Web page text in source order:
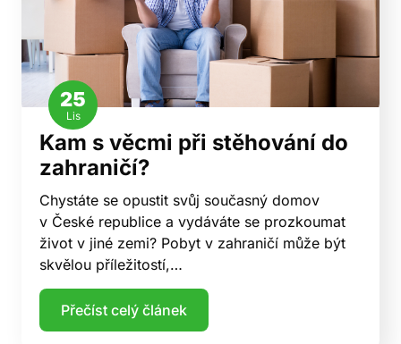
25
Lis
Kam s věcmi při stěhování do
zahraničí?
Chystáte se opustit svůj současný domov
v České republice a vydáváte se prozkoumat
život v jiné zemi? Pobyt v zahraničí může být
skvělou příležitostí,…
Přečíst celý článek